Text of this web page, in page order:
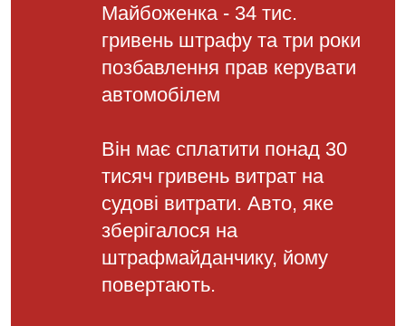
Майбоженка - 34 тис.
гривень штрафу та три роки
позбавлення прав керувати
автомобілем
Він має сплатити понад 30
тисяч гривень витрат на
судові витрати. Авто, яке
зберігалося на
штрафмайданчику, йому
повертають.